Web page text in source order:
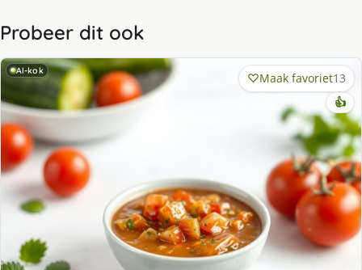
Probeer dit ook
AI-kok Maak favoriet13
👍